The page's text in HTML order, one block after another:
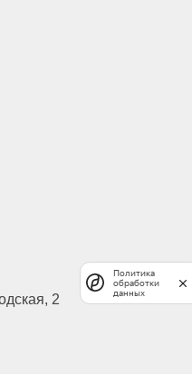
2
Политика
обработки
данных